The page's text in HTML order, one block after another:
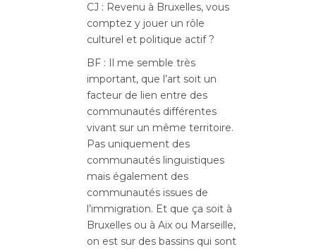
CJ : Revenu à Bruxelles, vous
comptez y jouer un rôle
culturel et politique actif ?
BF : Il me semble très
important, que l’art soit un
facteur de lien entre des
communautés différentes
vivant sur un même territoire.
Pas uniquement des
communautés linguistiques
mais également des
communautés issues de
l’immigration. Et que ça soit à
Bruxelles ou à Aix ou Marseille,
on est sur des bassins qui sont